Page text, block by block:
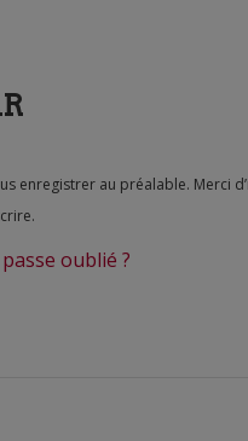
oublié ?